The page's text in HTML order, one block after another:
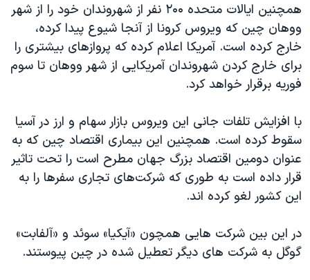
سفر پرزیدنت ترامپ به چین
همچنین ایالات متحده ۲۰۰ نفر از شهروندان خود را از شهر
ووهان چین که ویروس کرونا از آنجا شیوع پیدا کرده،
خارج کرده است. آمریکا اعلام کرده که پروازهای بیشتری را
برای خارج کردن شهروندان آمریکایی از شهر ووهان تا سوم
فوریه برقرار خواهد کرد.
با افزایش تلفات جانی این ویروس بازار سهام و ارز در آسیا
سقوط کرده است. همچنین این بیماری اقتصاد چین که به
عنوان دومین اقتصاد بزرگ جهان مطرح است را تحت تاثیر
قرار داده است به طوری که شرکت‌های تجاری سفر‌ها را به
این کشور لغو کرده اند.
در این بین شرکت هایی همچون ‌«آیکیا» سوئد و «آلفابت»
گوگل به شرکت های دیگر تعطیل شده در چین پیوستند.